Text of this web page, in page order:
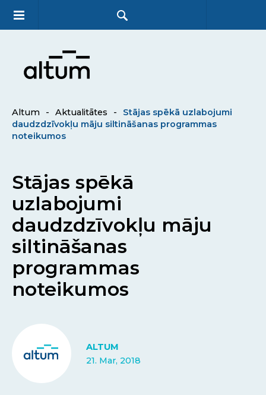
Altum - Aktualitātes -
Stājas spēkā uzlabojumi
daudzdzīvokļu māju siltināšanas programmas
noteikumos
Stājas spēkā
uzlabojumi
daudzdzīvokļu māju
siltināšanas
programmas
noteikumos
ALTUM
21. Mar, 2018